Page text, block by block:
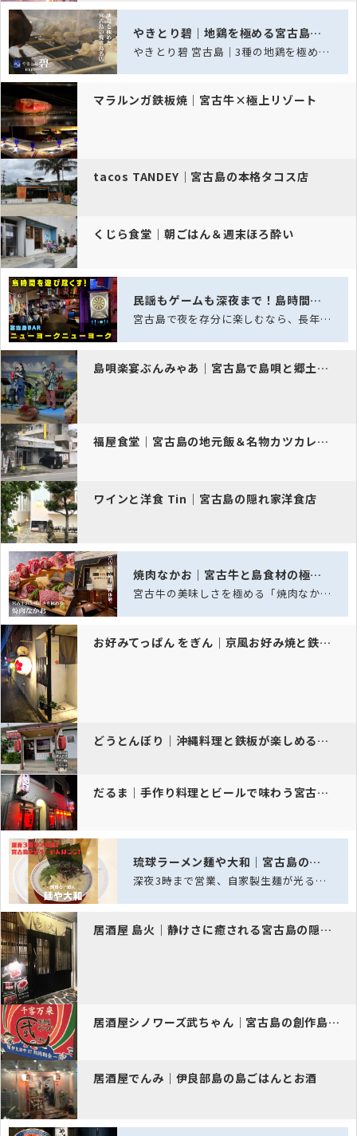
マラルンガ鉄板焼｜宮古牛×極上リゾート
tacos TANDEY｜宮古島の本格タコス店
くじら食堂｜朝ごはん＆週末ほろ酔い
島唄楽宴ぶんみゃあ｜宮古島で島唄と郷土料理
福屋食堂｜宮古島の地元飯＆名物カツカレーそば
ワインと洋食 Tin｜宮古島の隠れ家洋食店
お好みてっぱん をぎん｜京風お好み焼と鉄板の味
どうとんぼり｜沖縄料理と鉄板が楽しめる居酒屋
だるま｜手作り料理とビールで味わう宮古島の夜
居酒屋 島火｜静けさに癒される宮古島の隠れ家
居酒屋シノワーズ武ちゃん｜宮古島の創作島料理
居酒屋でんみ｜伊良部島の島ごはんとお酒
やきとり碧｜地鶏を極める宮古島の焼鳥処
やきとり碧 宮古島｜3種の地鶏を極める、宮古島の焼き鳥名店
民謡もゲームも深夜まで！島時間を遊び尽くす、老舗スポーツバー「ニュー…
宮古島で夜を存分に楽しむなら、長年愛され続ける老舗スポーツバー「ニューヨークニュ…
焼肉なかお｜宮古牛と島食材の極上焼肉
宮古牛の美味しさを極める「焼肉なかお」──五感を満たす、島の極上焼肉体験
琉球ラーメン麺や大和｜宮古島の深夜ラーメン酒場
深夜3時まで営業、自家製生麺が光る宮古島の夜ラーメン酒場